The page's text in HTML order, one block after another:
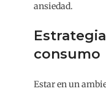
ansiedad.
consumo
Estar en un